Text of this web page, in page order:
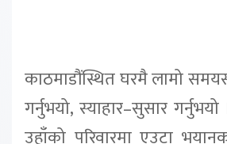
काठमाडौंस्थित घरमै लामो
गर्नुभयो, स्याहार–सुसार
उहाँको परिवारमा एउटा